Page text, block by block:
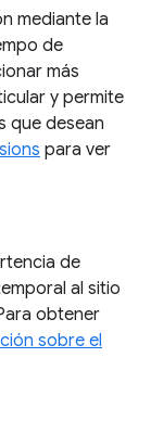
mediante la
de
más
y permite
que desean
para ver
de
al sitio
obtener
sobre el